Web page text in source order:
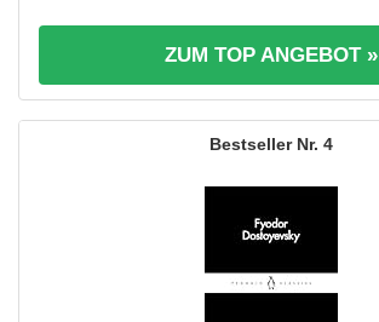
ZUM TOP ANGEBOT »
4